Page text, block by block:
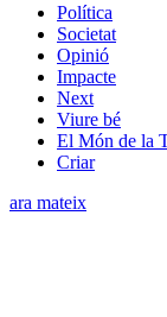
Política
Societat
Opinió
Impacte
Next
Viure bé
El Món de la
Criar
ara mateix